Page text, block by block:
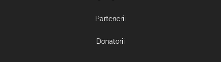
Partenerii
Donatorii